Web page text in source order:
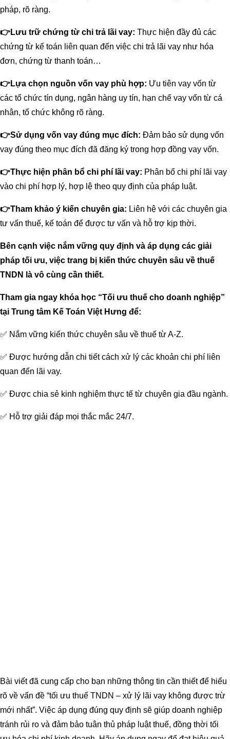
pháp, rõ ràng.
👉Lưu trữ chứng từ chi trả lãi vay: Thực hiện đầy đủ các
chứng từ kế toán liên quan đến việc chi trả lãi vay như hóa
đơn, chứng từ thanh toán…
👉Lựa chọn nguồn vốn vay phù hợp: Ưu tiên vay vốn từ
các tổ chức tín dụng, ngân hàng uy tín, hạn chế vay vốn từ cá
nhân, tổ chức không rõ ràng.
👉Sử dụng vốn vay đúng mục đích: Đảm bảo sử dụng vốn
vay đúng theo mục đích đã đăng ký trong hợp đồng vay vốn.
👉Thực hiện phân bổ chi phí lãi vay: Phân bổ chi phí lãi vay
vào chi phí hợp lý, hợp lệ theo quy định của pháp luật.
👉Tham khảo ý kiến chuyên gia: Liên hệ với các chuyên gia
tư vấn thuế, kế toán để được tư vấn và hỗ trợ kịp thời.
Bên cạnh việc nắm vững quy định và áp dụng các giải
pháp tối ưu, việc trang bị kiến thức chuyên sâu về thuế
TNDN là vô cùng cần thiết.
Tham gia ngay khóa học “Tối ưu thuế cho doanh nghiệp”
tại Trung tâm Kế Toán Việt Hưng để:
✅ Nắm vững kiến thức chuyên sâu về thuế từ A-Z.
✅ Được hướng dẫn chi tiết cách xử lý các khoản chi phí liên
quan đến lãi vay.
✅ Được chia sẻ kinh nghiệm thực tế từ chuyên gia đầu ngành.
✅ Hỗ trợ giải đáp mọi thắc mắc 24/7.
Bài viết đã cung cấp cho bạn những thông tin cần thiết để hiểu
rõ về vấn đề “tối ưu thuế TNDN – xử lý lãi vay không được trừ
mới nhất”. Việc áp dụng đúng quy định sẽ giúp doanh nghiệp
tránh rủi ro và đảm bảo tuân thủ pháp luật thuế, đồng thời tối